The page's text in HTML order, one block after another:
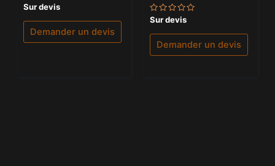
Note
0
sur
Sur devis
Demander un devis
Note
0
sur
Sur devis
Demander un devis